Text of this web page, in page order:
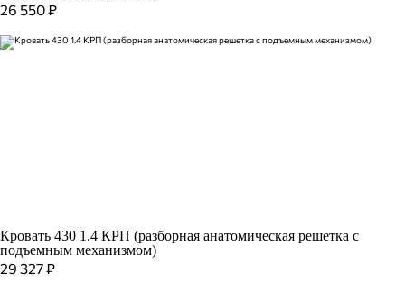
26 550₽
Кровать 430 1.4 КРП (разборная анатомическая решетка с
подъемным механизмом)
29 327₽